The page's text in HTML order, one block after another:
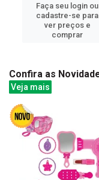
Faça seu login ou
cadastre-se para
ver preços e
comprar
Confira as
Veja mais